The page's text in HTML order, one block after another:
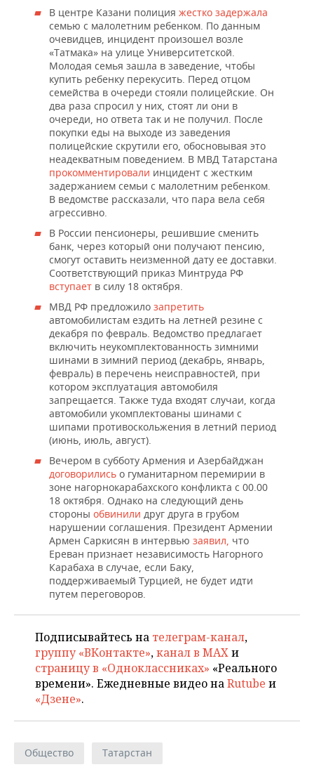
В центре Казани полиция жестко задержала
семью с малолетним ребенком. По данным
очевидцев, инцидент произошел возле
«Татмака» на улице Университетской.
Молодая семья зашла в заведение, чтобы
купить ребенку перекусить. Перед отцом
семейства в очереди стояли полицейские. Он
два раза спросил у них, стоят ли они в
очереди, но ответа так и не получил. После
покупки еды на выходе из заведения
полицейские скрутили его, обосновывая это
неадекватным поведением. В МВД Татарстана
прокомментировали инцидент с жестким
задержанием семьи с малолетним ребенком.
В ведомстве рассказали, что пара вела себя
агрессивно.
В России пенсионеры, решившие сменить
банк, через который они получают пенсию,
смогут оставить неизменной дату ее доставки.
Соответствующий приказ Минтруда РФ
вступает в силу 18 октября.
МВД РФ предложило запретить
автомобилистам ездить на летней резине с
декабря по февраль. Ведомство предлагает
включить неукомплектованность зимними
шинами в зимний период (декабрь, январь,
февраль) в перечень неисправностей, при
котором эксплуатация автомобиля
запрещается. Также туда входят случаи, когда
автомобили укомплектованы шинами с
шипами противоскольжения в летний период
(июнь, июль, август).
Вечером в субботу Армения и Азербайджан
договорились о гуманитарном перемирии в
зоне нагорнокарабахского конфликта с 00.00
18 октября. Однако на следующий день
стороны обвинили друг друга в грубом
нарушении соглашения. Президент Армении
Армен Саркисян в интервью заявил, что
Ереван признает независимость Нагорного
Карабаха в случае, если Баку,
поддерживаемый Турцией, не будет идти
путем переговоров.
Подписывайтесь на телеграм-канал,
группу «ВКонтакте»,канал в MAXи
страницу в «Одноклассниках» «Реального
времени». Ежедневные видео наRutube и
«Дзене».
Общество Татарстан